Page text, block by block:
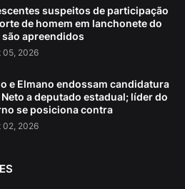
suspeitos de participação
de homem em lanchonete do
são apreendidos
05, 2026
e Elmano endossam candidatura
a deputado estadual; líder do
se posiciona contra
02, 2026